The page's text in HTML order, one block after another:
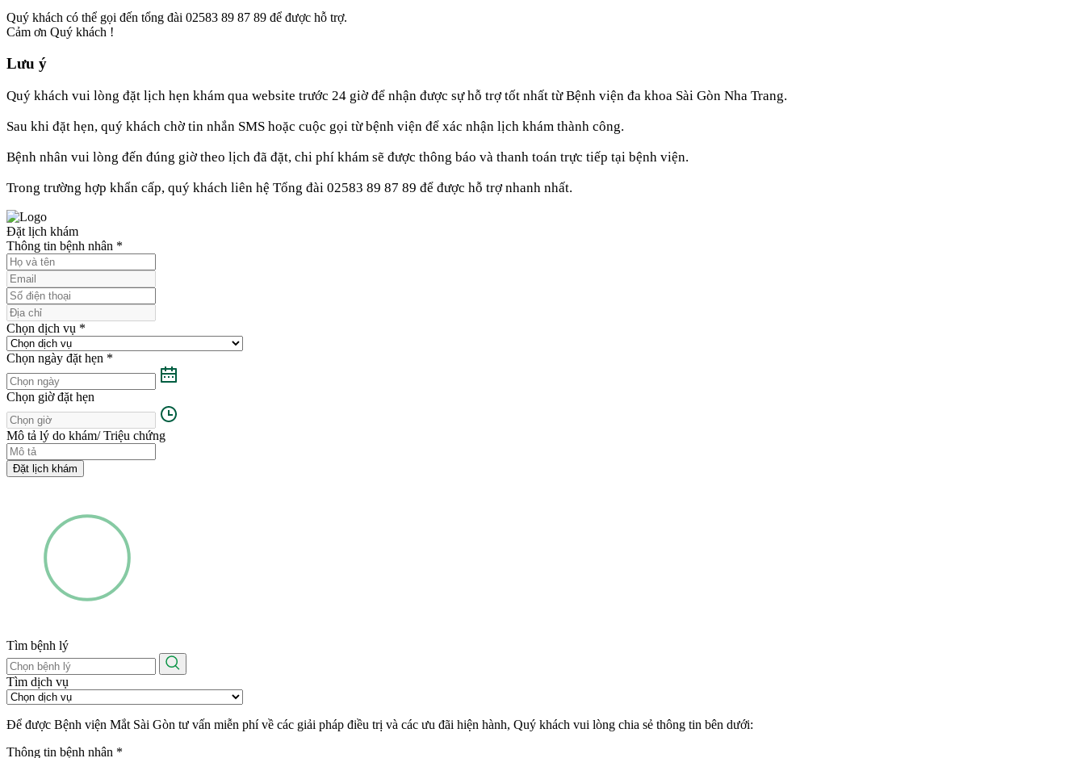
Quý khách có thể gọi đến tổng đài 02583 89 87 89 để được hỗ trợ.
Cảm ơn Quý khách !
Lưu ý
Quý khách vui lòng đặt lịch hẹn khám qua website trước 24 giờ để nhận được sự hỗ trợ tốt nhất từ Bệnh viện đa khoa Sài Gòn Nha Trang.
Sau khi đặt hẹn, quý khách chờ tin nhắn SMS hoặc cuộc gọi từ bệnh viện để xác nhận lịch khám thành công.
Bệnh nhân vui lòng đến đúng giờ theo lịch đã đặt, chi phí khám sẽ được thông báo và thanh toán trực tiếp tại bệnh viện.
Trong trường hợp khẩn cấp, quý khách liên hệ Tổng đài 02583 89 87 89 để được hỗ trợ nhanh nhất.
Đặt lịch khám
Thông tin bệnh nhân *
Chọn dịch vụ *
Chọn ngày đặt hẹn *
Chọn giờ đặt hẹn
Mô tả lý do khám/ Triệu chứng
Đặt lịch khám
Tìm bệnh lý
Tìm dịch vụ
Để được Bệnh viện Mắt Sài Gòn tư vấn miễn phí về các giải pháp điều trị và các ưu đãi hiện hành, Quý khách vui lòng chia sẻ thông tin bên dưới:
Thông tin bệnh nhân *